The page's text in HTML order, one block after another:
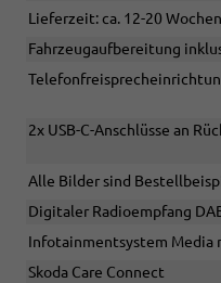
Lieferzeit: ca. 12-20 Wochen
Fahrzeugaufbereitung
2x USB-C-Anschlüsse an
Alle Bilder sind
Digitaler Radioempfang
Infotainmentsystem Media
Skoda Care Connect